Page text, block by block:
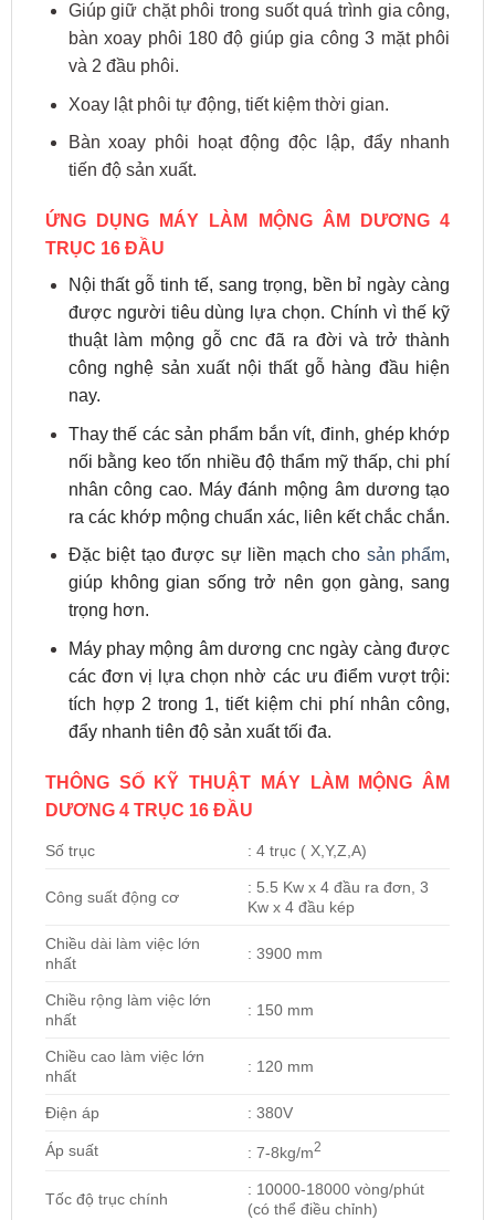
Giúp giữ chặt phôi trong suốt quá trình gia công,
bàn xoay phôi 180 độ giúp gia công 3 mặt phôi
và 2 đầu phôi.
Xoay lật phôi tự động, tiết kiệm thời gian.
Bàn xoay phôi hoạt động độc lập, đẩy nhanh
tiến độ sản xuất.
ỨNG DỤNG MÁY LÀM MỘNG ÂM DƯƠNG 4
TRỤC 16 ĐẦU
Nội thất gỗ tinh tế, sang trọng, bền bỉ ngày càng
được người tiêu dùng lựa chọn. Chính vì thế kỹ
thuật làm mộng gỗ cnc đã ra đời và trở thành
công nghệ sản xuất nội thất gỗ hàng đầu hiện
nay.
Thay thế các sản phẩm bắn vít, đinh, ghép khớp
nối bằng keo tốn nhiều độ thẩm mỹ thấp, chi phí
nhân công cao. Máy đánh mộng âm dương tạo
ra các khớp mộng chuẩn xác, liên kết chắc chắn.
Đặc biệt tạo được sự liền mạch cho sản phẩm,
giúp không gian sống trở nên gọn gàng, sang
trọng hơn.
Máy phay mộng âm dương cnc ngày càng được
các đơn vị lựa chọn nhờ các ưu điểm vượt trội:
tích hợp 2 trong 1, tiết kiệm chi phí nhân công,
đẩy nhanh tiên độ sản xuất tối đa.
THÔNG SỐ KỸ THUẬT MÁY LÀM MỘNG ÂM
DƯƠNG 4 TRỤC 16 ĐẦU
Số trục : 4 trục ( X,Y,Z,A)
Công suất động cơ
: 5.5 Kw x 4 đầu ra đơn, 3
Kw x 4 đầu kép
Chiều dài làm việc lớn
nhất
: 3900 mm
Chiều rộng làm việc lớn
nhất
: 150 mm
Chiều cao làm việc lớn
nhất
: 120 mm
Điện áp : 380V
Áp suất : 7-8kg/m2
Tốc độ trục chính
: 10000-18000 vòng/phút
(có thể điều chỉnh)